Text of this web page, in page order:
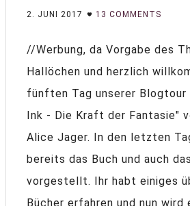
2. JUNI 2017 13 COMMENTS
//Werbung, da Vorgabe des
Hallöchen und herzlich
fünften Tag unserer Blogtour
Ink - Die Kraft der Fantasie"
Alice Jager. In den letzten
bereits das Buch und auch
vorgestellt. Ihr habt einiges
Bücher erfahren und nun wird